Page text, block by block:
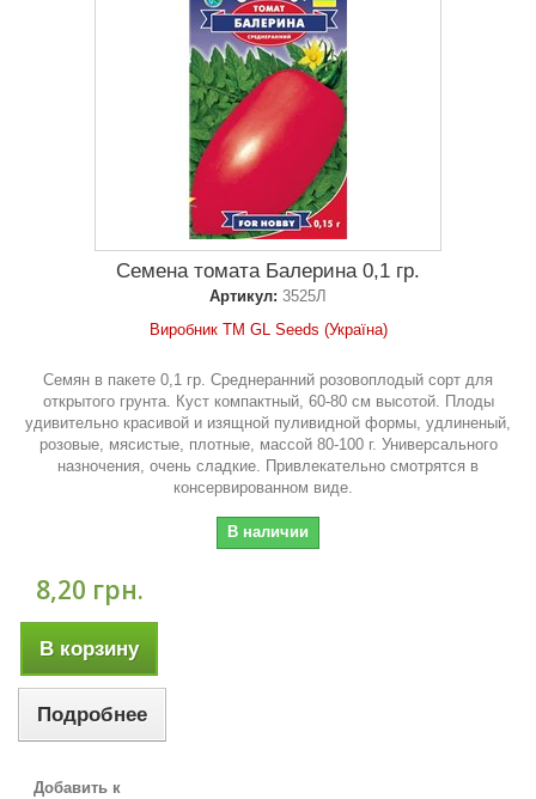
Семена томата Балерина 0,1 гр.
Артикул: 3525Л
Виробник ТМ GL Seeds (Україна)
Семян в пакете 0,1 гр. Среднеранний розовоплодый сорт для
открытого грунта. Куст компактный, 60-80 см высотой. Плоды
удивительно красивой и изящной пуливидной формы, удлиненый,
розовые, мясистые, плотные, массой 80-100 г. Универсального
назночения, очень сладкие. Привлекательно смотрятся в
консервированном виде.
В наличии
8,20 грн.
В корзину
Подробнее
Добавить к